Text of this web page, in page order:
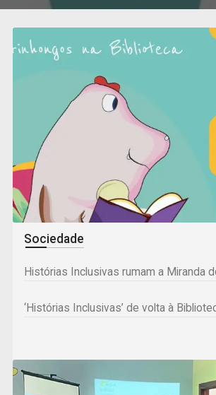
Sociedade
Histórias Inclusivas rumam a Miranda
‘Histórias Inclusivas’ de volta à